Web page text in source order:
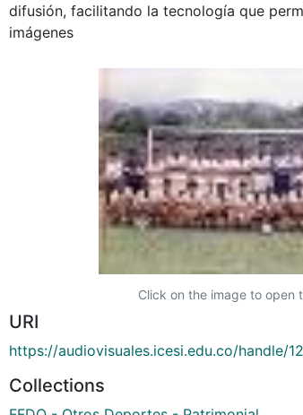
difusión, facilitando la tecnología que
imágenes
Click on the image to open
URI
https://audiovisuales.icesi.edu.co/handle/
Collections